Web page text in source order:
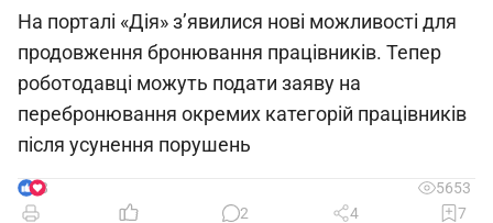
На порталі «Дія» з’явилися нові можливості для
продовження бронювання працівників. Тепер
роботодавці можуть подати заяву на
перебронювання окремих категорій працівників
після усунення порушень
8
5653
2
4 7